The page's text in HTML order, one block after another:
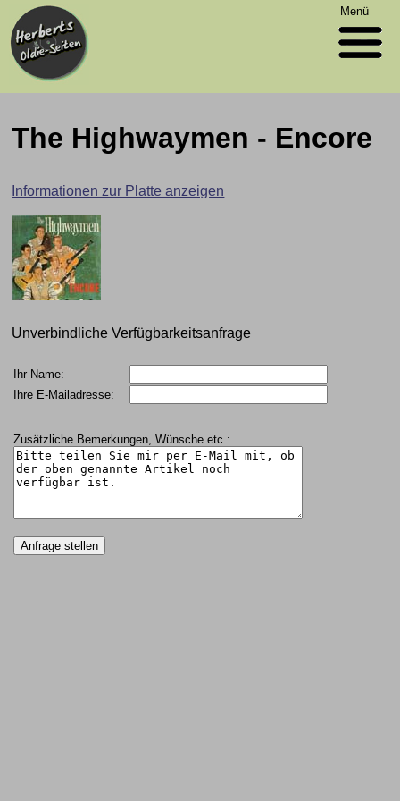
Menü
The Highwaymen - Encore
Informationen zur Platte anzeigen
Unverbindliche Verfügbarkeitsanfrage
Ihr Name:
Ihre E-Mailadresse:
Zusätzliche Bemerkungen, Wünsche etc.: